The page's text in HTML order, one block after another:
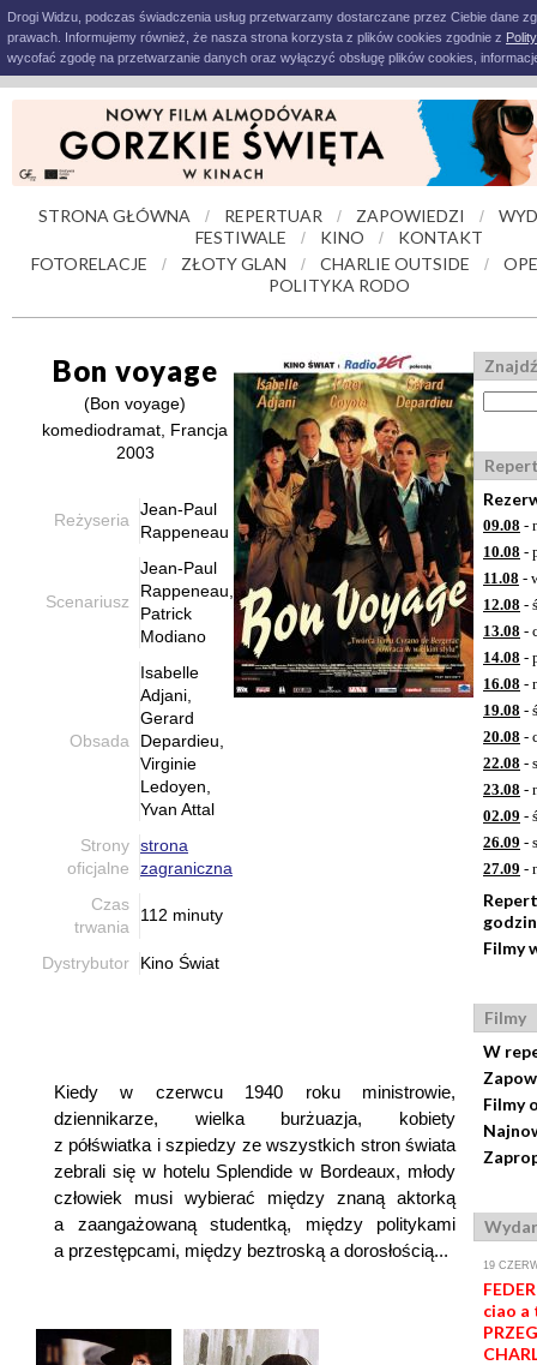
Drogi Widzu, podczas świadczenia usług przetwarzamy dostarczane przez Ciebie dane
prawach. Informujemy również, że nasza strona korzysta z plików cookies zgodnie z
wycofać zgodę na przetwarzanie danych oraz wyłączyć obsługę plików cookies,
STRONA GŁÓWNA / REPERTUAR / ZAPOWIEDZI /
FESTIWALE
/ KINO /
KONTAKT
FOTORELACJE
/ ZŁOTY GLAN / CHARLIE OUTSIDE /
POLITYKA RODO
Bon voyage
(Bon voyage)
komediodramat, Francja
2003
Reżyseria
Jean-Paul
Rappeneau
Scenariusz
Jean-Paul
Rappeneau,
Patrick
Modiano
Obsada
Isabelle
Adjani,
Gerard
Depardieu,
Virginie
Ledoyen,
Yvan Attal
Strony
oficjalne
strona
zagraniczna
Czas
trwania
112 minuty
Dystrybutor Kino Świat
Kiedy w czerwcu 1940 roku ministrowie,
dziennikarze, wielka burżuazja, kobiety
z półświatka i szpiedzy ze wszystkich stron świata
zebrali się w hotelu Splendide w Bordeaux, młody
człowiek musi wybierać między znaną aktorką
a zaangażowaną studentką, między politykami
a przestępcami, między beztroską a dorosłością...
09.08 -
10.08 -
11.08 -
12.08 -
13.08 -
14.08 -
16.08 -
19.08 -
20.08 -
22.08 -
23.08 -
02.09 -
26.09 -
27.09 -
Filmy
Filmy
W
Filmy
19
ciao